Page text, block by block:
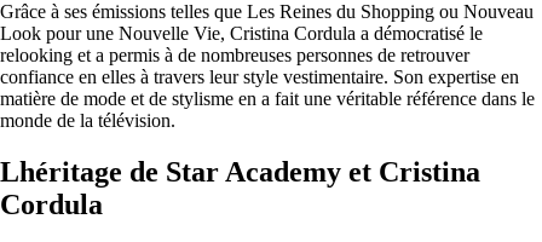
Grâce à ses émissions telles que Les Reines du Shopping ou Nouveau
Look pour une Nouvelle Vie, Cristina Cordula a démocratisé le
relooking et a permis à de nombreuses personnes de retrouver
confiance en elles à travers leur style vestimentaire. Son expertise en
matière de mode et de stylisme en a fait une véritable référence dans le
monde de la télévision.
Lhéritage de Star Academy et Cristina
Cordula